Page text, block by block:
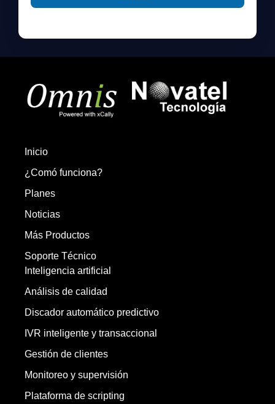
Inicio
¿Comó funciona?
Planes
Noticias
Más Productos
Soporte Técnico
Inteligencia artificial
Análisis de calidad
Discador automático predictivo
IVR inteligente y transaccional
Gestión de clientes
Monitoreo y supervisión
Plataforma de scripting